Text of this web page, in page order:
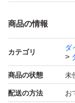
商品の情報
カテゴリ
ダ
商品の状態 未
配送の方法 お